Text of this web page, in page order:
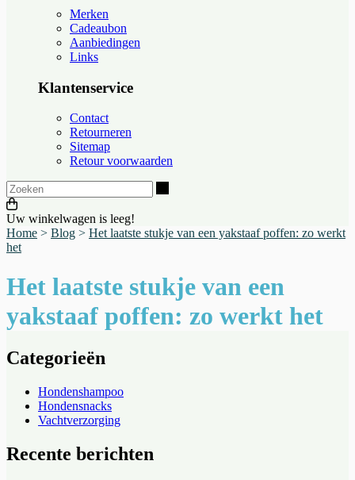
Merken
Cadeaubon
Aanbiedingen
Links
Klantenservice
Contact
Retourneren
Sitemap
Retour voorwaarden
Uw winkelwagen is leeg!
Home > Blog > Het laatste stukje van een yakstaaf poffen: zo werkt
het
Het laatste stukje van een
yakstaaf poffen: zo werkt het
Categorieën
Hondenshampoo
Hondensnacks
Vachtverzorging
Recente berichten